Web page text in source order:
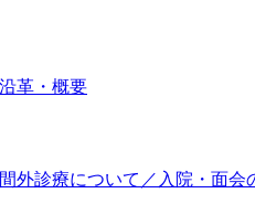
革・概要
外診療について／入院・面会